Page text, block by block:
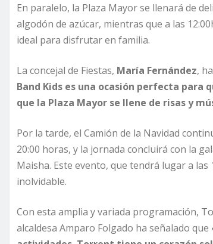
En paralelo, la Plaza Mayor se llenará de
algodón de azúcar, mientras que a las
ideal para disfrutar en familia.
La concejal de Fiestas, María Fernández,
Band Kids es una ocasión perfecta
que la Plaza Mayor se llene de risas y
Por la tarde, el Camión de la Navidad
20:00 horas, y la jornada concluirá con la
Maisha. Este evento, que tendrá lugar a
inolvidable.
Con esta amplia y variada programación,
alcaldesa Amparo Folgado ha señalado que